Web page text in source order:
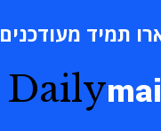
תמיד מעודכנים
Daily